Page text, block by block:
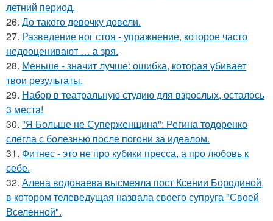
летний период.
26. До такого девочку довели.
27. Разведение ног стоя - упражнение, которое часто
недооценивают … а зря.
28. Меньше - значит лучше: ошибка, которая убивает
твои результаты.
29. Набор в театральную студию для взрослых, осталось
3 места!
30. "Я Больше не Суперженщина": Регина тодоренко
слегла с болезнью после погони за идеалом.
31. Фитнес - это не про кубики пресса, а про любовь к
себе.
32. Алена водонаева высмеяла пост Ксении Бородиной,
в котором телеведущая назвала своего супруга "Своей
Вселенной".